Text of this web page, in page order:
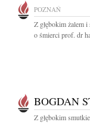
POZNAŃ
Z głębokim żalem
o śmierci prof. dr
BOGDAN
Z głębokim